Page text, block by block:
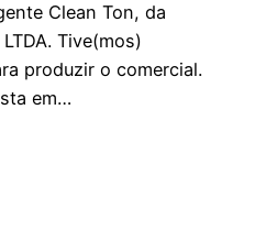
Clean Ton, da
Tive(mos)
produzir o comercial.
em…